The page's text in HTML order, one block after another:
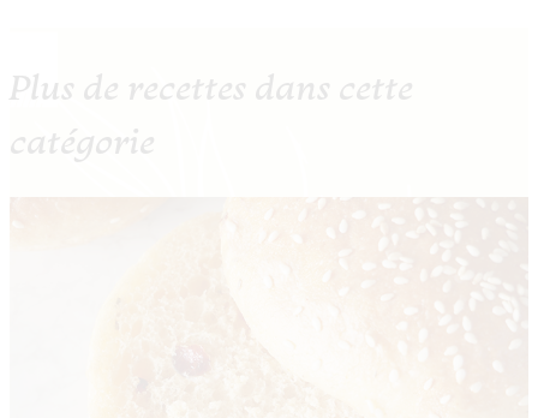
Plus de recettes dans cette
catégorie